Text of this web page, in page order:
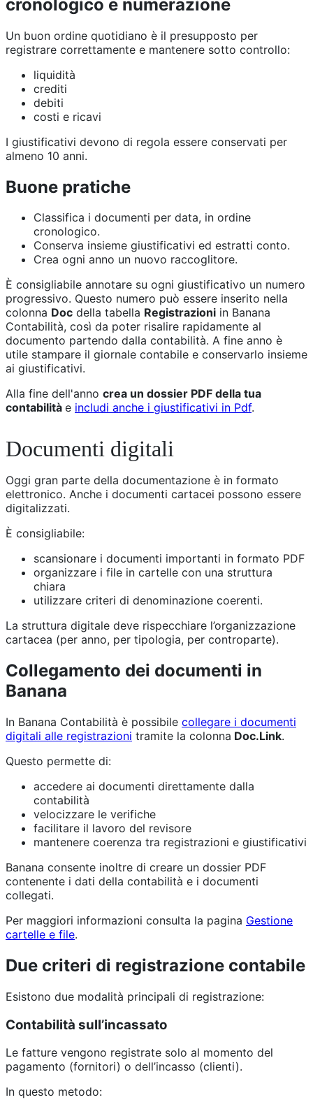
cronologico e numerazione
Un buon ordine quotidiano è il presupposto per
registrare correttamente e mantenere sotto controllo:
liquidità
crediti
debiti
costi e ricavi
I giustificativi devono di regola essere conservati per
almeno 10 anni.
Buone pratiche
Classifica i documenti per data, in ordine
cronologico.
Conserva insieme giustificativi ed estratti conto.
Crea ogni anno un nuovo raccoglitore.
È consigliabile annotare su ogni giustificativo un numero
progressivo. Questo numero può essere inserito nella
colonna Doc della tabella Registrazioni in Banana
Contabilità, così da poter risalire rapidamente al
documento partendo dalla contabilità. A fine anno è
utile stampare il giornale contabile e conservarlo insieme
ai giustificativi.
Alla fine dell'anno crea un dossier PDF della tua
contabilità e includi anche i giustificativi in Pdf.
Documenti digitali
Oggi gran parte della documentazione è in formato
elettronico. Anche i documenti cartacei possono essere
digitalizzati.
È consigliabile:
scansionare i documenti importanti in formato PDF
organizzare i file in cartelle con una struttura
chiara
utilizzare criteri di denominazione coerenti.
La struttura digitale deve rispecchiare l’organizzazione
cartacea (per anno, per tipologia, per controparte).
Collegamento dei documenti in
Banana
In Banana Contabilità è possibile collegare i documenti
digitali alle registrazioni tramite la colonna Doc.Link.
Questo permette di:
accedere ai documenti direttamente dalla
contabilità
velocizzare le verifiche
facilitare il lavoro del revisore
mantenere coerenza tra registrazioni e giustificativi
Banana consente inoltre di creare un dossier PDF
contenente i dati della contabilità e i documenti
collegati.
Per maggiori informazioni consulta la pagina Gestione
cartelle e file.
Due criteri di registrazione contabile
Esistono due modalità principali di registrazione:
Contabilità sull’incassato
Le fatture vengono registrate solo al momento del
pagamento (fornitori) o dell’incasso (clienti).
In questo metodo: